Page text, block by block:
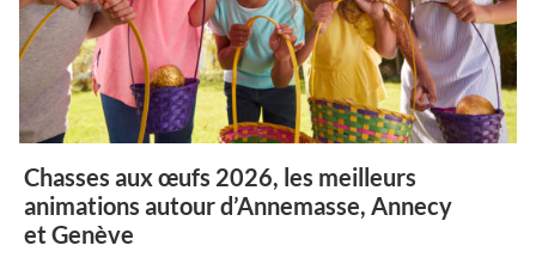
Chasses aux œufs 2026, les meilleurs
animations autour d’Annemasse, Annecy
et Genève